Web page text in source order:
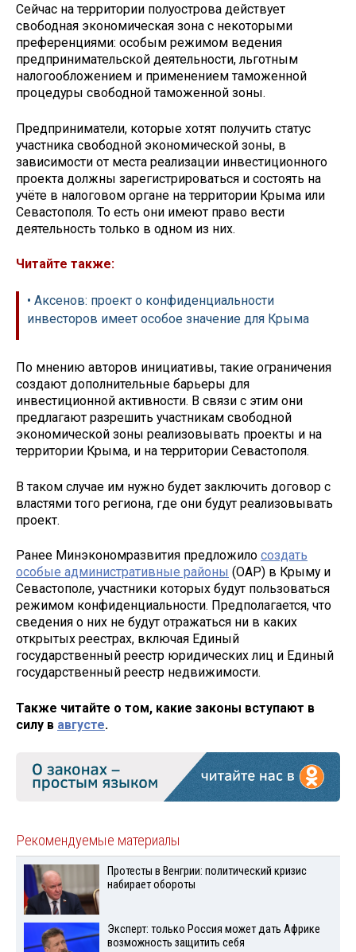
Сейчас на территории полуострова действует
свободная экономическая зона с некоторыми
преференциями: особым режимом ведения
предпринимательской деятельности, льготным
налогообложением и применением таможенной
процедуры свободной таможенной зоны.
Предприниматели, которые хотят получить статус
участника свободной экономической зоны, в
зависимости от места реализации инвестиционного
проекта должны зарегистрироваться и состоять на
учёте в налоговом органе на территории Крыма или
Севастополя. То есть они имеют право вести
деятельность только в одном из них.
Читайте также:
• Аксенов: проект о конфиденциальности
инвесторов имеет особое значение для Крыма
По мнению авторов инициативы, такие ограничения
создают дополнительные барьеры для
инвестиционной активности. В связи с этим они
предлагают разрешить участникам свободной
экономической зоны реализовывать проекты и на
территории Крыма, и на территории Севастополя.
В таком случае им нужно будет заключить договор с
властями того региона, где они будут реализовывать
проект.
Ранее Минэкономразвития предложило создать
особые административные районы (ОАР) в Крыму и
Севастополе, участники которых будут пользоваться
режимом конфиденциальности. Предполагается, что
сведения о них не будут отражаться ни в каких
открытых реестрах, включая Единый
государственный реестр юридических лиц и Единый
государственный реестр недвижимости.
Также читайте о том, какие законы вступают в
силу в августе.
Рекомендуемые материалы
Протесты в Венгрии: политический кризис
набирает обороты
Эксперт: только Россия может дать Африке
возможность защитить себя